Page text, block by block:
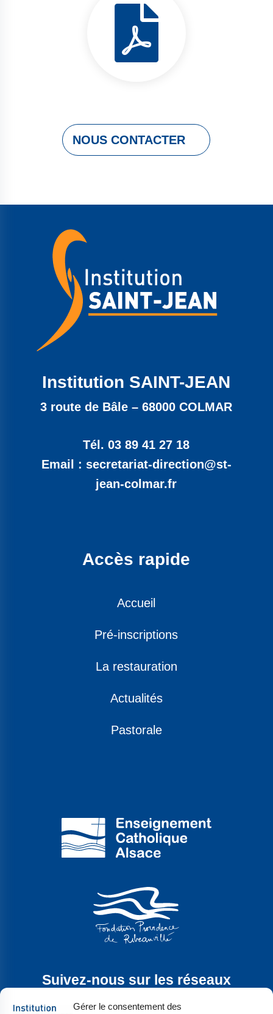
Gérer le consentement des

NOUS CONTACTER
Institution SAINT-JEAN
3 route de Bâle – 68000 COLMAR
Tél. 03 89 41 27 18
Email : secretariat-direction@st-
jean-colmar.fr
Accès rapide
Accueil
Pré-inscriptions
La restauration
Actualités
Pastorale
Suivez-nous sur les réseaux